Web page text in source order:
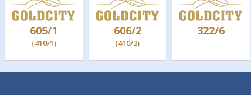
605/1
(410/1)
606/2
(410/2)
322/6